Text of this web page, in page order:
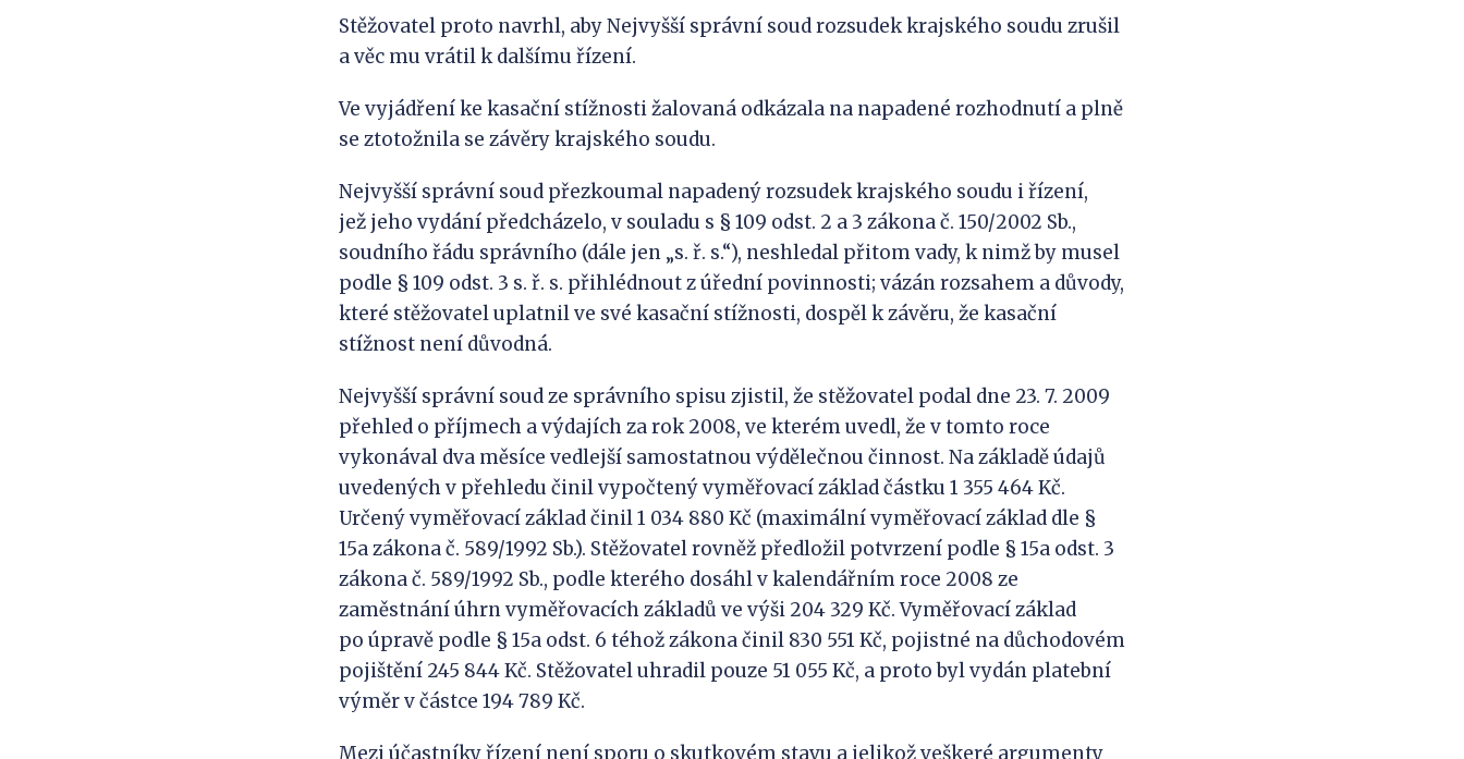
Stěžovatel proto navrhl, aby Nejvyšší správní soud rozsudek krajského soudu zrušil
a věc mu vrátil k dalšímu řízení.
Ve vyjádření ke kasační stížnosti žalovaná odkázala na napadené rozhodnutí a plně
se ztotožnila se závěry krajského soudu.
Nejvyšší správní soud přezkoumal napadený rozsudek krajského soudu i řízení,
jež jeho vydání předcházelo, v souladu s § 109 odst. 2 a 3 zákona č. 150/2002 Sb.,
soudního řádu správního (dále jen „s. ř. s.“), neshledal přitom vady, k nimž by musel
podle § 109 odst. 3 s. ř. s. přihlédnout z úřední povinnosti; vázán rozsahem a důvody,
které stěžovatel uplatnil ve své kasační stížnosti, dospěl k závěru, že kasační
stížnost není důvodná.
Nejvyšší správní soud ze správního spisu zjistil, že stěžovatel podal dne 23. 7. 2009
přehled o příjmech a výdajích za rok 2008, ve kterém uvedl, že v tomto roce
vykonával dva měsíce vedlejší samostatnou výdělečnou činnost. Na základě údajů
uvedených v přehledu činil vypočtený vyměřovací základ částku 1 355 464 Kč.
Určený vyměřovací základ činil 1 034 880 Kč (maximální vyměřovací základ dle §
15a zákona č. 589/1992 Sb.). Stěžovatel rovněž předložil potvrzení podle § 15a odst. 3
zákona č. 589/1992 Sb., podle kterého dosáhl v kalendářním roce 2008 ze
zaměstnání úhrn vyměřovacích základů ve výši 204 329 Kč. Vyměřovací základ
po úpravě podle § 15a odst. 6 téhož zákona činil 830 551 Kč, pojistné na důchodovém
pojištění 245 844 Kč. Stěžovatel uhradil pouze 51 055 Kč, a proto byl vydán platební
výměr v částce 194 789 Kč.
Mezi účastníky řízení není sporu o skutkovém stavu a jelikož veškeré argumenty